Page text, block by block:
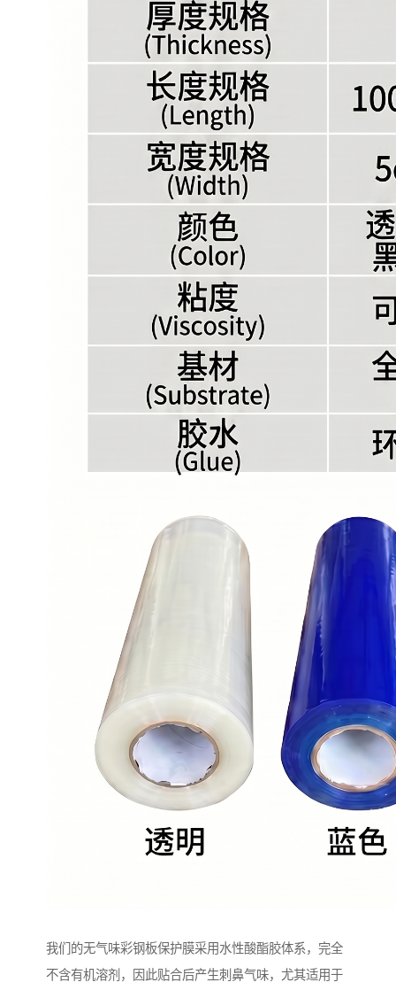
我们的无气味彩钢板保护膜采用水性酸酯胶体系，完全
不含有机溶剂，因此贴合后产生刺鼻气味，尤其适用于